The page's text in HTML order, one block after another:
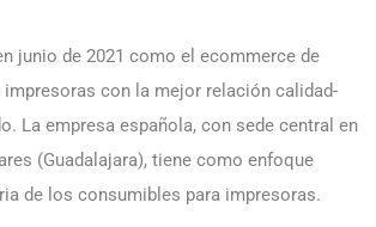
junio de 2021 como el ecommerce de
con la mejor relación calidad-
La empresa española, con sede central en
(Guadalajara), tiene como enfoque
de los consumibles para impresoras.